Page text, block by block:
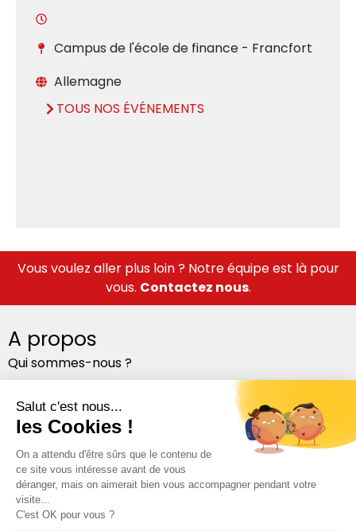
Campus de l'école de finance - Francfort
Allemagne
TOUS NOS ÉVÉNEMENTS
Vous voulez aller plus loin ? Notre équipe est là pour
vous. Contactez nous.
A propos
Qui sommes-nous ?
Nos bureaux
Suivez-nous